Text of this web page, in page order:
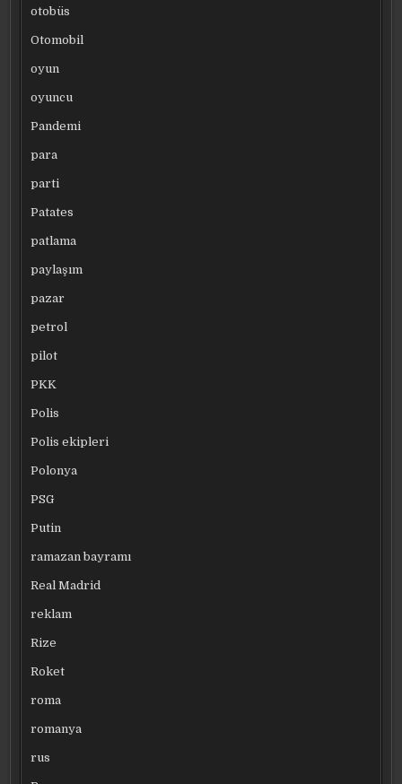
otobüs
Otomobil
oyun
oyuncu
Pandemi
para
parti
Patates
patlama
paylaşım
pazar
petrol
pilot
PKK
Polis
Polis ekipleri
Polonya
PSG
Putin
ramazan bayramı
Real Madrid
reklam
Rize
Roket
roma
romanya
rus